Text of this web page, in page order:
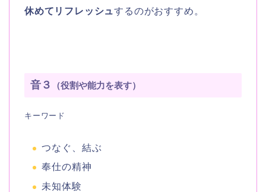
休めてリフレッシュするのがおすすめ。
音３ （役割や能力を表す）
キーワード
つなぐ、結ぶ
奉仕の精神
未知体験